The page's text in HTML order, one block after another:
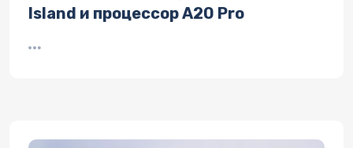
Island и процессор A20 Pro